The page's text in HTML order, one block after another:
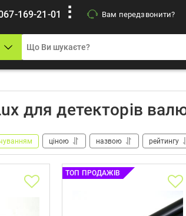
169-21-01 Вам передзвонити?
для детекторів
ціною назвою рейтингу
ТОП ПРОДАЖІВ